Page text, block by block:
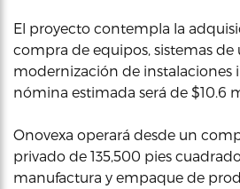
El proyecto contempla la
compra de equipos, sistemas de
modernización de instalaciones
nómina estimada será de $10.6
Onovexa operará desde un
privado de 135,500 pies
manufactura y empaque de